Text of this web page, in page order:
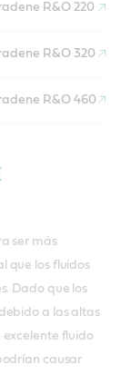
R&O 220
R&O 320
R&O 460
ser más
que los fluidos
Dado que los
a las altas
excelente fluido
causar